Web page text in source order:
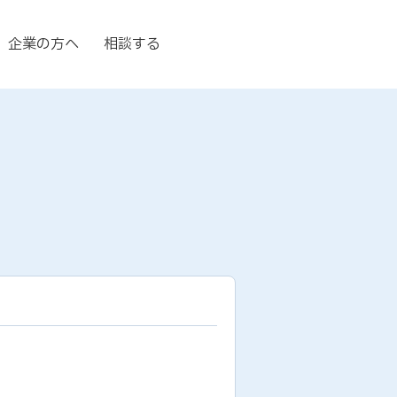
企業の方へ 相談する